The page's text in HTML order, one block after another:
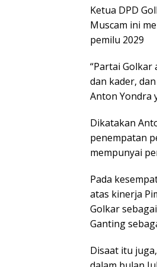
Ketua DPD
Muscam ini
pemilu 2029
“Partai
dan kader,
Anton Yondra
Dikatakan
penempatan
mempunyai
Pada
atas kinerja
Golkar
Ganting
Disaat itu